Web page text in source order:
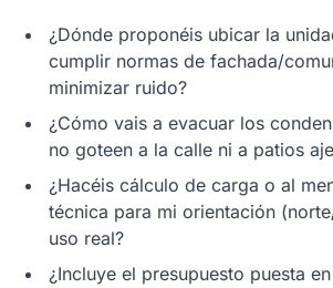
¿Dónde proponéis ubicar la
cumplir normas de fachada/
minimizar ruido?
¿Cómo vais a evacuar los
no goteen a la calle ni a patios
¿Hacéis cálculo de carga o al
técnica para mi orientación
uso real?
¿Incluye el presupuesto puesta